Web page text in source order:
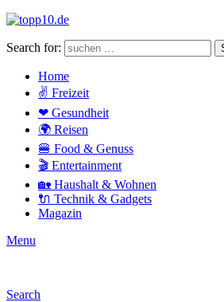
Search for:
Home
✌ Freizeit
❤ Gesundheit
🌍 Reisen
🍔 Food & Genuss
🎬 Entertainment
🏡 Haushalt & Wohnen
🔌 Technik & Gadgets
Magazin
Menu
Search